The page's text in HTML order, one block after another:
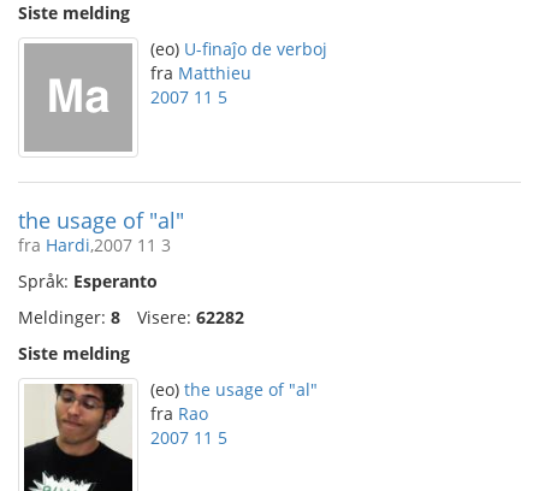
Siste melding
(eo) U-finaĵo de verboj
fra Matthieu
2007 11 5
the usage of "al"
fra Hardi,2007 11 3
Språk: Esperanto
Meldinger: 8 Visere: 62282
Siste melding
(eo) the usage of "al"
fra Rao
2007 11 5